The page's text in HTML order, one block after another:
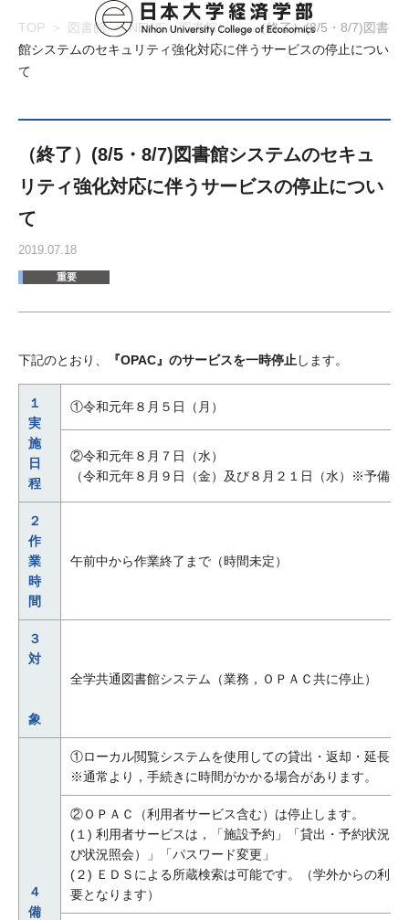
TOP 図書館 NEWS（図書館）
（終了）(8/5・8/7)図書
館システムのセキュリティ強化対応に伴うサービスの停止につい
て
（終了）(8/5・8/7)図書館システムのセキュ
リティ強化対応に伴うサービスの停止につい
て
2019.07.18
重要
下記のとおり、 『OPAC』のサービスを一時停止 します。
１
実
施
日
程
①令和元年８月５日（月）
②令和元年８月７日（水）
（令和元年８月９日（金）及び８月２１日（水）※予備日
２
作
業
時
間
午前中から作業終了まで（時間未定）
３
対
象
全学共通図書館システム（業務，ＯＰＡＣ共に停止）
４
備
①ローカル閲覧システムを使用しての貸出・返却・延長は
※通常より，手続きに時間がかかる場合があります。
②ＯＰＡＣ（利用者サービス含む）は停止します。
(１) 利用者サービスは，「施設予約」「貸出・予約状況照
び状況照会）」「パスワード変更」
(２) ＥＤＳによる所蔵検索は可能です。（学外からの利用
要となります）